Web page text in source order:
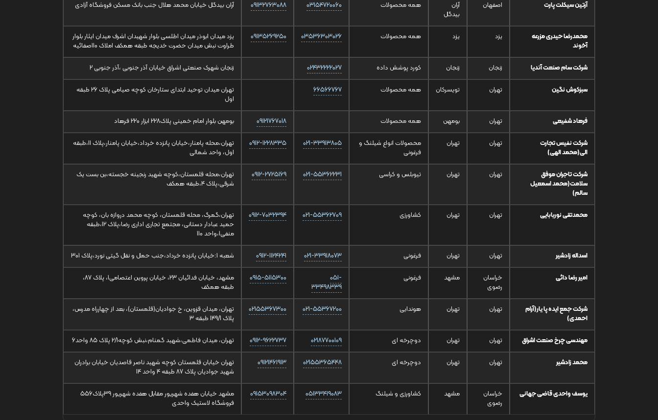
آرتین سیکلت پارت اصفهان
آران
بیدگل
همه محصولات 03154720060
09132763088 آران بیدگل خیابان محمد هلال جنب بانک مسکن فروشگاه آزادی
محمدرضا حیدری مزرعه
آخوند
یزد یزد همه محصولات 03536303026
09135269250
یزد میدان ابوذر میدان اطلسی بلوار شهیدان اشرف میدان ایثار بلوار
طراوت نبش میدان حضرت خدیجه طبقه همکف املاک 110صفائیه
شرکت سام صنعت آندیا زنجان زنجان کورد پوشش داده 02432222027 زنجان شهرک صنعتی اشراق خیابان آذر جنوبی ،آذر جنوبی 2
سبزکوش نگین تهران تویسرکان همه محصولات 66566767
تهران میدان توحید ابتدای ستارخان کوچه صیامی پلاک 26 طبقه
اول
فرهاد شفیعی تهران بومهن همه محصولات 09121767018 بومهن بلوار امام خمینی پلاک228 ابزار 220 فرهاد
شرکت نفیس تجارت
الی(محمد الهی)
تهران تهران
محصولات انواع شیلنگ و
فرغونی
021-33913805
0912-1228335
تهران،محله پامنار،خیابان پانزده خرداد،خیابان پامنار،پلاک 11،طبقه
اول، واحد شمالی
شرکت تاجران موفق
سلامت(محمد اسمعیل
سالم)
تهران تهران تیوبلس و کراسی 021-55362231
0912-2725169
تهران،محله قلمستان،کوچه شهید رنجینه خجسته،بن بست یک
شرقی،پلاک 4،طبقه همکف
محمدتقی نوربابایی تهران تهران کشاورزی 021-55362709
0912-7032394
تهران،گمرگ، محله قلمستان، کوچه محمد دروازه بان، کوچه
حمید عبادار دستانی، مجتمع تجاری اداری رضا،پلاک 12،طبقه
منفی1،واحد 110
اسداله زادشیر تهران تهران فرغونی 021-33918073
0912-1124241 شعبه 1:خیابان پانزده خرداد،جنب حمل و نقل گیتی نورد،پلاک 301
امیر رضا دائی
خراسان
رضوی
مشهد فرغونی
051-
33498339
0915-5115300
مشهد، خیابان فدائیان 23، خیابان پروین اعتصامی1، پلاک 87،
طبقه همکف
شرکت جمع ایده پا یار(آرام
احمدی)
تهران تهران هوندایی 021-55367200
02155367300
تهران، میدان قزوین، خ جوادیان(قلمستان)، بعد از چهارراه مدرس،
پلاک 149/1 طبقه 3
مهندسی چرخ صنعت اشراق تهران تهران دوچرخه ای 02187700109
0912-9622737 تهران، میدان فاطمی،شهید گمنام،نبش کوچه2/1 پلاک 85 واحد6
محمد زادشیر تهران تهران دوچرخه ای 02155365448
09121461913
تهران خیابان قلمستان کوچه شهید ناصر قاصدیان خیابان برادران
شهید جوادیان پلاک 87 طبقه 4 واحد 14
یوسف واحدی قاضی جهانی
خراسان
رضوی
مشهد کشاورزی و شیلنگ 05133419083
09153098304
مشهد خیابان هفده شهریور مقابل هفده شهریور 39پلاک556
فروشگاه لاستیک واحدی